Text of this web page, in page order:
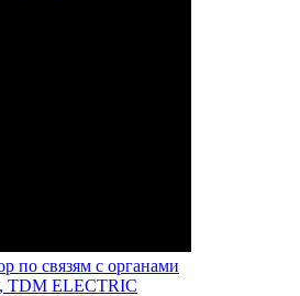
по связям с органами
TDM ELECTRIC